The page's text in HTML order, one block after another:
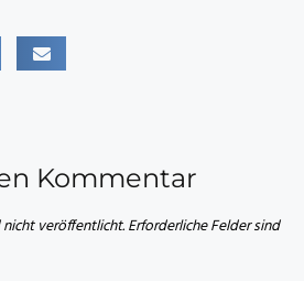
Kommentar
veröffentlicht.Erforderliche Felder sind